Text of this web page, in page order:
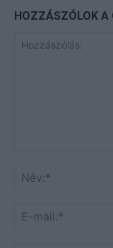
HOZZÁSZÓLOK A